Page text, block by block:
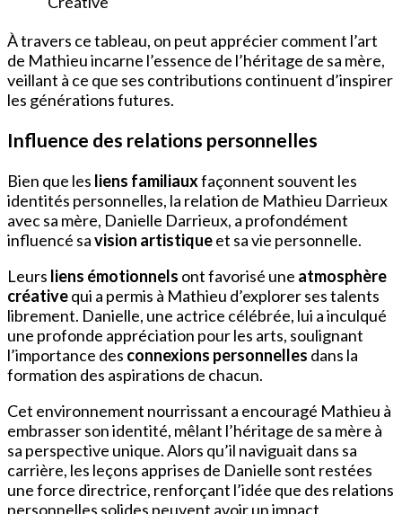
À travers ce tableau, on peut apprécier comment l’art
de Mathieu incarne l’essence de l’héritage de sa mère,
veillant à ce que ses contributions continuent d’inspirer
les générations futures.
Influence des relations personnelles
Bien que les liens familiauxfaçonnent souvent les
identités personnelles, la relation de Mathieu Darrieux
avec sa mère, Danielle Darrieux, a profondément
influencé savision artistiqueet sa vie personnelle.
Leurs liens émotionnels ont favorisé une atmosphère
créativequi a permis à Mathieu d’explorer ses talents
librement. Danielle, une actrice célébrée, lui a inculqué
une profonde appréciation pour les arts, soulignant
l’importance des connexions personnelles dans la
formation des aspirations de chacun.
Cet environnement nourrissant a encouragé Mathieu à
embrasser son identité, mêlant l’héritage de sa mère à
sa perspective unique. Alors qu’il naviguait dans sa
carrière, les leçons apprises de Danielle sont restées
une force directrice, renforçant l’idée que des relations
personnelles solides peuvent avoir un impact